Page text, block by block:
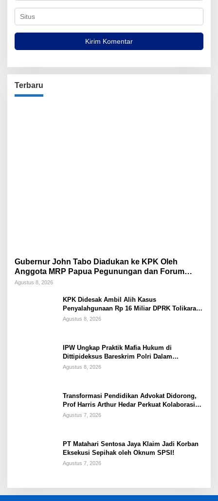
Terbaru
Gubernur John Tabo Diadukan ke KPK Oleh
Anggota MRP Papua Pegunungan dan Forum
Warga Papua
Agustus 8, 2026
KPK Didesak Ambil Alih Kasus
Penyalahgunaan Rp 16 Miliar DPRK Tolikara
Tahun 2017
Agustus 8, 2026
IPW Ungkap Praktik Mafia Hukum di
Dittipideksus Bareskrim Polri Dalam
Penanganan Kasus PT ARA
Agustus 8, 2026
Transformasi Pendidikan Advokat Didorong,
Prof Harris Arthur Hedar Perkuat Kolaborasi
Kampus
Agustus 7, 2026
PT Matahari Sentosa Jaya Klaim Jadi Korban
Eksekusi Sepihak oleh Oknum SPSI!
Agustus 7, 2026